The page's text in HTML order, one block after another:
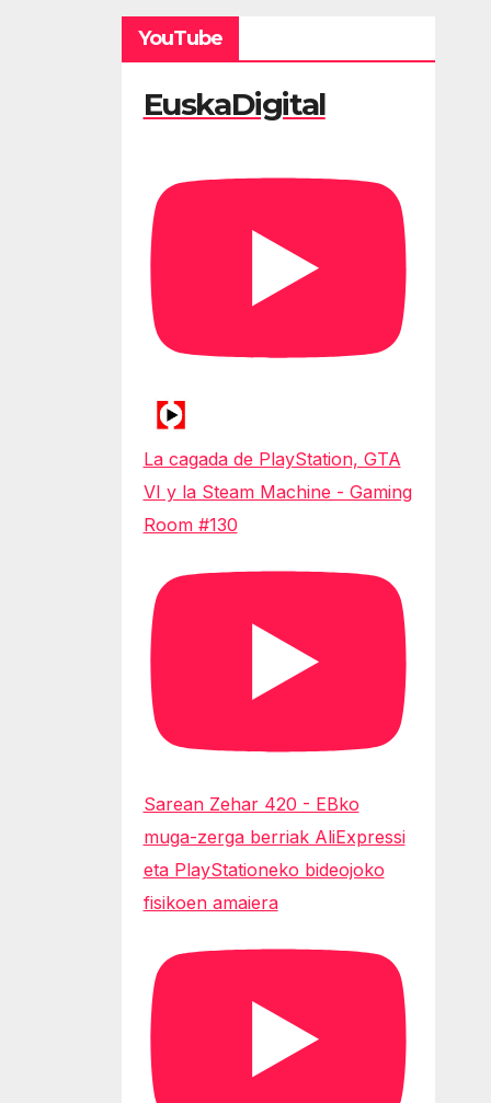
YouTube
EuskaDigital
La cagada de PlayStation, GTA
VI y la Steam Machine - Gaming
Room #130
Sarean Zehar 420 - EBko
muga-zerga berriak AliExpressi
eta PlayStationeko bideojoko
fisikoen amaiera